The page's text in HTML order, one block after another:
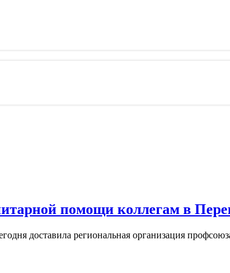
помощи коллегам в
доставила региональная организация